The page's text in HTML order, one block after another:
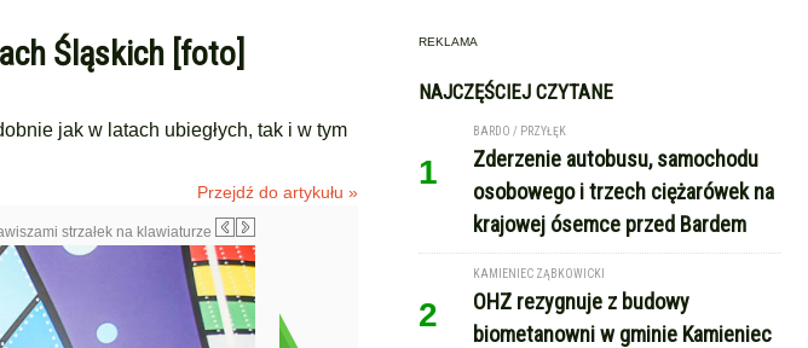
Śląskich [foto]
jak w latach ubiegłych, tak i w tym
Przejdź do artykułu »
strzałek na klawiaturze
REKLAMA
NAJCZĘŚCIEJ CZYTANE
1
BARDO / PRZYŁĘK
Zderzenie autobusu, samochodu
osobowego i trzech ciężarówek na
krajowej ósemce przed Bardem
2
KAMIENIEC ZĄBKOWICKI
OHZ rezygnuje z budowy
biometanowni w gminie Kamieniec